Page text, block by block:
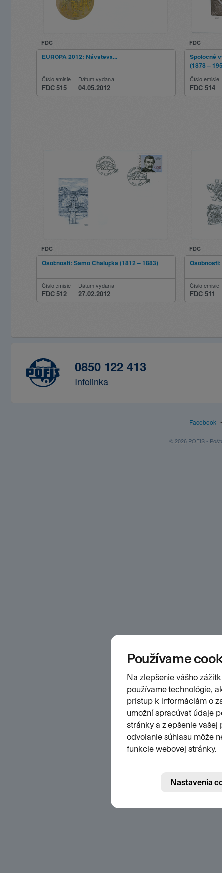
FDC
EUROPA 2012: Návšteva...
Číslo emisie
FDC 515
Dátum vydania
04.05.2012
FDC
Spoločné
(1878 –
Číslo emisie
FDC 514
FDC
Osobnosti: Samo Chalupka (1812 – 1883)
Číslo emisie
FDC 512
Dátum vydania
27.02.2012
FDC
Osobnosti:
Číslo emisie
FDC 511
0850 122 413
Infolinka
Facebook
© 2026 POFIS -